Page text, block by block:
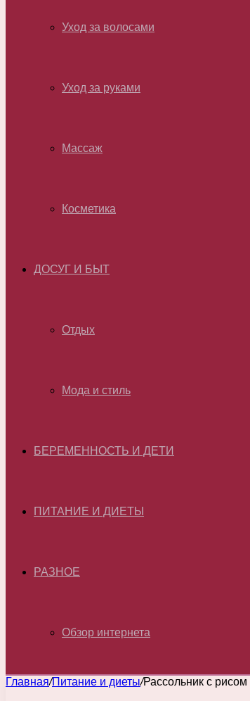
Уход за волосами
Уход за руками
Массаж
Косметика
ДОСУГ И БЫТ
Отдых
Мода и стиль
БЕРЕМЕННОСТЬ И ДЕТИ
ПИТАНИЕ И ДИЕТЫ
РАЗНОЕ
Обзор интернета
Главная/Питание и диеты/Рассольник с